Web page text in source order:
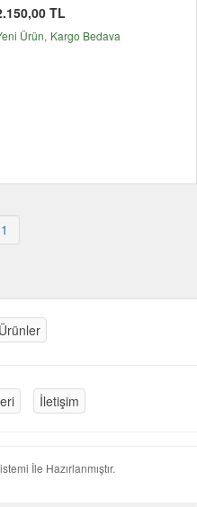
TL
Ürün Kargo Bedava
İletişim
İle Hazırlanmıştır.